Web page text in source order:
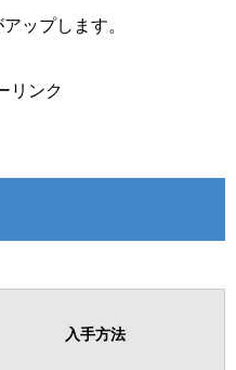
ップします。
リンク
入手方法